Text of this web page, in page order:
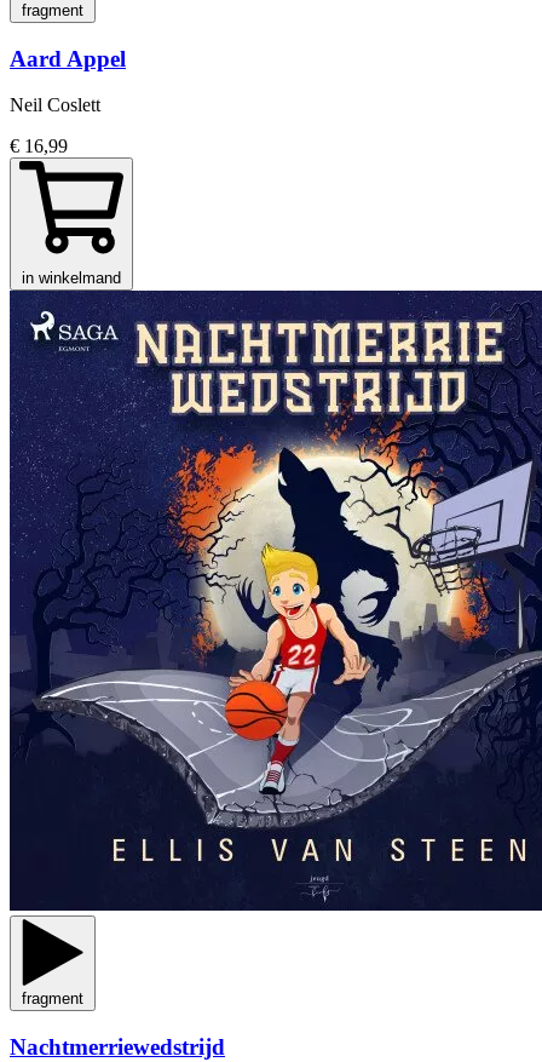
fragment
Aard Appel
Neil Coslett
€ 16,99
in winkelmand
fragment
Nachtmerriewedstrijd